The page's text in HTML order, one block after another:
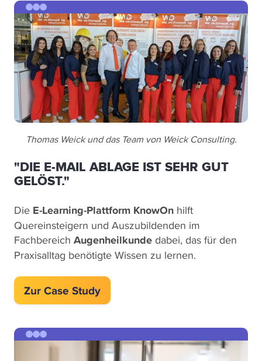
Thomas Weick und das Team von Weick Consulting.
"DIE E-MAIL ABLAGE IST SEHR GUT
GELÖST."
Die E-Learning-Plattform KnowOn hilft
Quereinsteigern und Auszubildenden im
Fachbereich Augenheilkunde dabei, das für den
Praxisalltag benötigte Wissen zu lernen.
Zur Case Study